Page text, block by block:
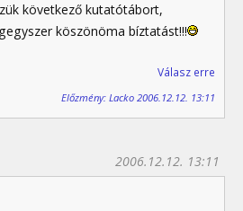
következő kutatótábort,
köszönöma bíztatást!!!
Válasz erre
Előzmény: Lacko 2006.12.12. 13:11
2006.12.12. 13:11